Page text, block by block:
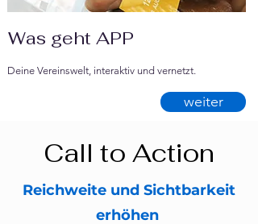
Deine Vereinswelt, interaktiv und vernetzt.
Was geht APP
weiter
Reichweite und Sichtbarkeit
erhöhen
Call to Action